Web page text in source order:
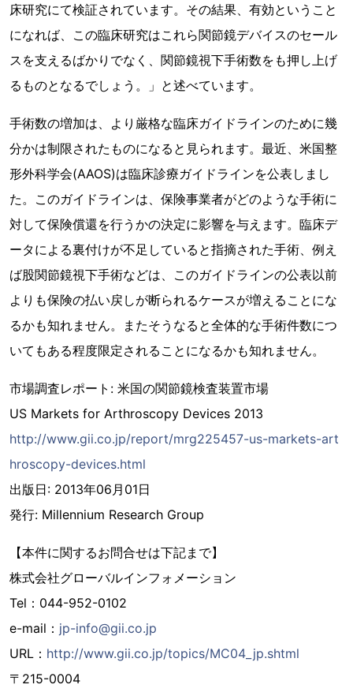
床研究にて検証されています。その結果、有効ということ
になれば、この臨床研究はこれら関節鏡デバイスのセール
スを支えるばかりでなく、関節鏡視下手術数をも押し上げ
るものとなるでしょう。」と述べています。
手術数の増加は、より厳格な臨床ガイドラインのために幾
分かは制限されたものになると見られます。最近、米国整
形外科学会(AAOS)は臨床診療ガイドラインを公表しまし
た。このガイドラインは、保険事業者がどのような手術に
対して保険償還を行うかの決定に影響を与えます。臨床デ
ータによる裏付けが不足していると指摘された手術、例え
ば股関節鏡視下手術などは、このガイドラインの公表以前
よりも保険の払い戻しが断られるケースが増えることにな
るかも知れません。またそうなると全体的な手術件数につ
いてもある程度限定されることになるかも知れません。
市場調査レポート: 米国の関節鏡検査装置市場
US Markets for Arthroscopy Devices 2013
http://www.gii.co.jp/report/mrg225457-us-markets-art
hroscopy-devices.html
出版日: 2013年06月01日
発行: Millennium Research Group
【本件に関するお問合せは下記まで】
株式会社グローバルインフォメーション
Tel：044-952-0102
e-mail： jp-info@gii.co.jp
URL： http://www.gii.co.jp/topics/MC04_jp.shtml
〒215-0004